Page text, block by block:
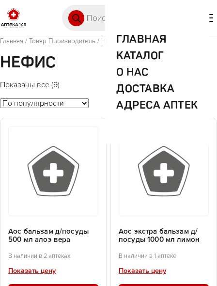
ГЛАВНАЯ
КАТАЛОГ
О НАС
ДОСТАВКА
АДРЕСА АПТЕК
Главная / Товар Производитель / Нефис
НЕФИС
Показаны все (9)
Аос бальзам д/посуды
500 мл алоэ вера
В наличии в 2 аптеках
Показать цену
Аос экстра бальзам д/
посуды 1000 мл лимон
В наличии в 1 аптеке
Показать цену